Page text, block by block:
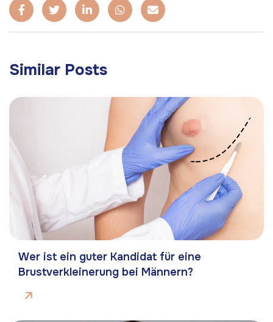
Similar Posts
Wer ist ein guter Kandidat für eine
Brustverkleinerung bei Männern?